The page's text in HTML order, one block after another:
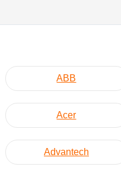
ABB
Acer
Advantech